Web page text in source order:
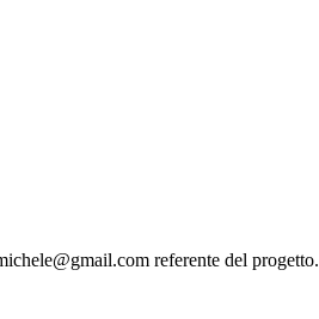
referente del progetto.